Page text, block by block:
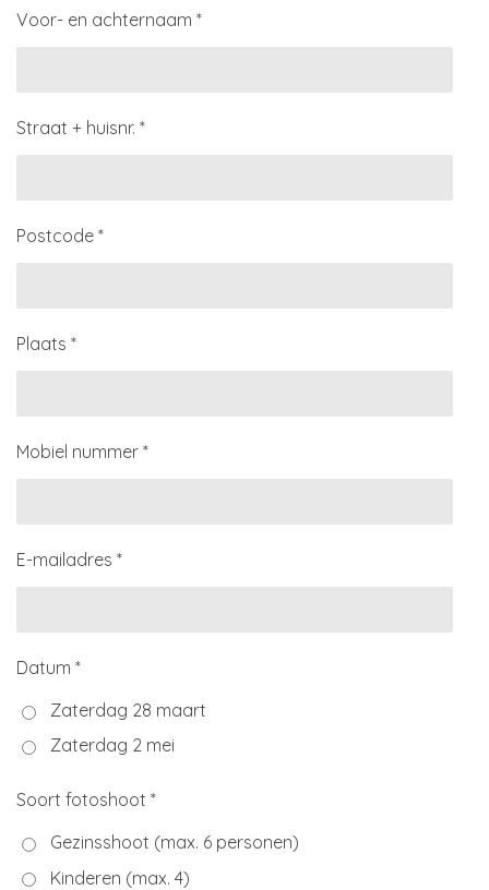
Voor- en achternaam *
Straat + huisnr. *
Postcode *
Plaats *
Mobiel nummer *
E-mailadres *
Datum *
Zaterdag 28 maart
Zaterdag 2 mei
Soort fotoshoot *
Gezinsshoot (max. 6 personen)
Kinderen (max. 4)